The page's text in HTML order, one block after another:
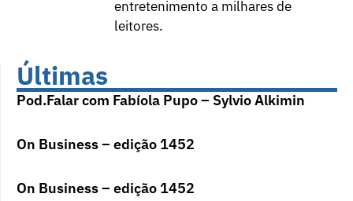
entretenimento a milhares de
leitores.
Últimas
Pod.Falar com Fabíola Pupo – Sylvio Alkimin
On Business – edição 1452
On Business – edição 1452